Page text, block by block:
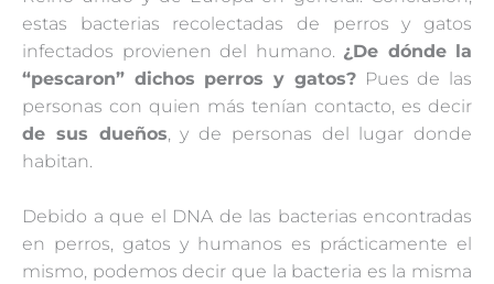
estas bacterias recolectadas de perros y gatos
infectados provienen del humano. ¿De dónde la
“pescaron” dichos perros y gatos?Pues de las
personas con quien más tenían contacto, es decir
de sus dueños, y de personas del lugar donde
habitan.
Debido a que el DNA de las bacterias encontradas
en perros, gatos y humanos es prácticamente el
mismo, podemos decir que la bacteria es la misma